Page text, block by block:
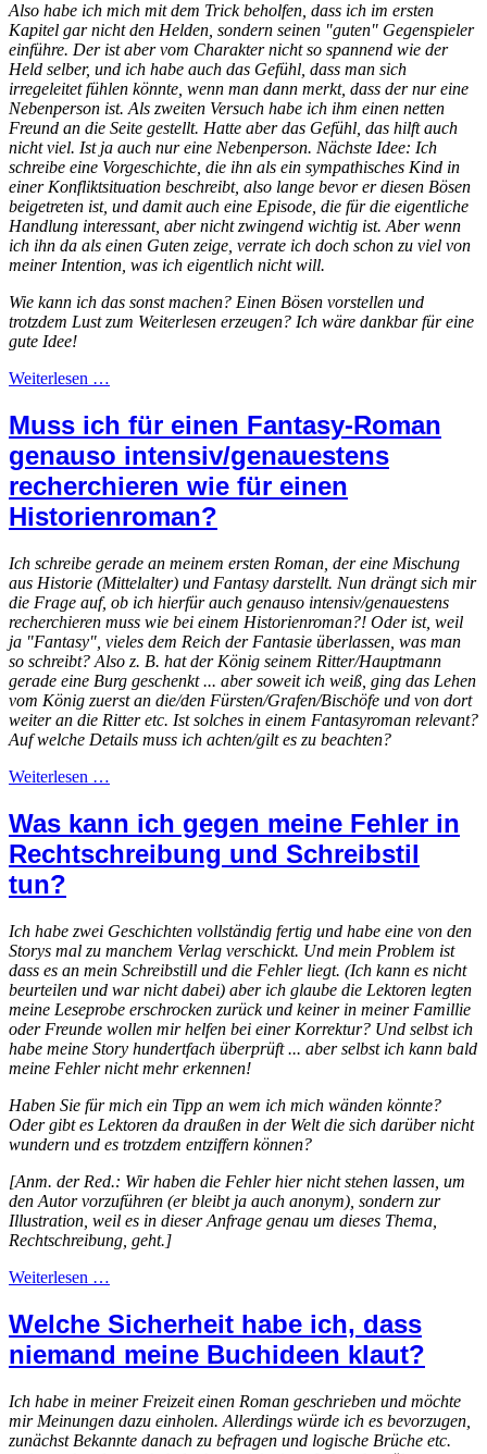
Also habe ich mich mit dem Trick beholfen, dass ich im ersten
Kapitel gar nicht den Helden, sondern seinen "guten" Gegenspieler
einführe. Der ist aber vom Charakter nicht so spannend wie der
Held selber, und ich habe auch das Gefühl, dass man sich
irregeleitet fühlen könnte, wenn man dann merkt, dass der nur eine
Nebenperson ist. Als zweiten Versuch habe ich ihm einen netten
Freund an die Seite gestellt. Hatte aber das Gefühl, das hilft auch
nicht viel. Ist ja auch nur eine Nebenperson. Nächste Idee: Ich
schreibe eine Vorgeschichte, die ihn als ein sympathisches Kind in
einer Konfliktsituation beschreibt, also lange bevor er diesen Bösen
beigetreten ist, und damit auch eine Episode, die für die eigentliche
Handlung interessant, aber nicht zwingend wichtig ist. Aber wenn
ich ihn da als einen Guten zeige, verrate ich doch schon zu viel von
meiner Intention, was ich eigentlich nicht will.
Wie kann ich das sonst machen? Einen Bösen vorstellen und
trotzdem Lust zum Weiterlesen erzeugen? Ich wäre dankbar für eine
gute Idee!
Weiterlesen …
Muss ich für einen Fantasy-Roman
genauso intensiv/genauestens
recherchieren wie für einen
Historienroman?
Ich schreibe gerade an meinem ersten Roman, der eine Mischung
aus Historie (Mittelalter) und Fantasy darstellt. Nun drängt sich mir
die Frage auf, ob ich hierfür auch genauso intensiv/genauestens
recherchieren muss wie bei einem Historienroman?! Oder ist, weil
ja "Fantasy", vieles dem Reich der Fantasie überlassen, was man
so schreibt? Also z. B. hat der König seinem Ritter/Hauptmann
gerade eine Burg geschenkt ... aber soweit ich weiß, ging das Lehen
vom König zuerst an die/den Fürsten/Grafen/Bischöfe und von dort
weiter an die Ritter etc. Ist solches in einem Fantasyroman relevant?
Auf welche Details muss ich achten/gilt es zu beachten?
Weiterlesen …
Was kann ich gegen meine Fehler in
Rechtschreibung und Schreibstil
tun?
Ich habe zwei Geschichten vollständig fertig und habe eine von den
Storys mal zu manchem Verlag verschickt. Und mein Problem ist
dass es an mein Schreibstill und die Fehler liegt. (Ich kann es nicht
beurteilen und war nicht dabei) aber ich glaube die Lektoren legten
meine Leseprobe erschrocken zurück und keiner in meiner Famillie
oder Freunde wollen mir helfen bei einer Korrektur? Und selbst ich
habe meine Story hundertfach überprüft ... aber selbst ich kann bald
meine Fehler nicht mehr erkennen!
Haben Sie für mich ein Tipp an wem ich mich wänden könnte?
Oder gibt es Lektoren da draußen in der Welt die sich darüber nicht
wundern und es trotzdem entziffern können?
[Anm. der Red.: Wir haben die Fehler hier nicht stehen lassen, um
den Autor vorzuführen (er bleibt ja auch anonym), sondern zur
Illustration, weil es in dieser Anfrage genau um dieses Thema,
Rechtschreibung, geht.]
Weiterlesen …
Welche Sicherheit habe ich, dass
niemand meine Buchideen klaut?
Ich habe in meiner Freizeit einen Roman geschrieben und möchte
mir Meinungen dazu einholen. Allerdings würde ich es bevorzugen,
zunächst Bekannte danach zu befragen und logische Brüche etc.